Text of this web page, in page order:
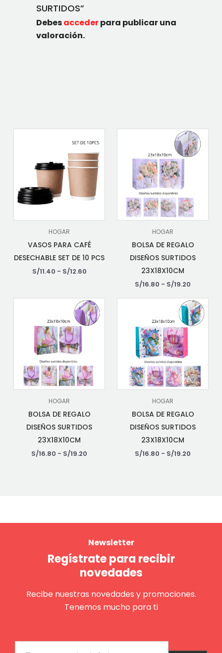
SURTIDOS”
Debesaccederpara publicar una
valoración.
HOGAR
VASOS PARA CAFÉ
DESECHABLE SET DE 10 PCS
S/11.40 - S/12.60
HOGAR
BOLSA DE REGALO
DISEÑOS SURTIDOS
23X18X10CM
S/16.80 - S/19.20
HOGAR
BOLSA DE REGALO
DISEÑOS SURTIDOS
23X18X10CM
S/16.80 - S/19.20
HOGAR
BOLSA DE REGALO
DISEÑOS SURTIDOS
23X18X10CM
S/16.80 - S/19.20
Newsletter
Regístrate para recibir
novedades
Recibe nuestras novedades y promociones.
Tenemos mucho para ti